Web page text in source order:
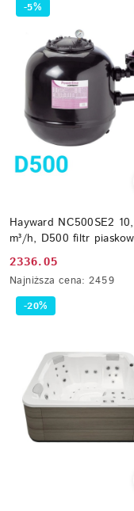
Hayward NC500SE2
m³/h, D500 filtr
basenu max 40 m³
Cena
promocyjna:
2336.05
Najniższa
cena
obniżką
Najniższa cena: 2459
-5%
-20%